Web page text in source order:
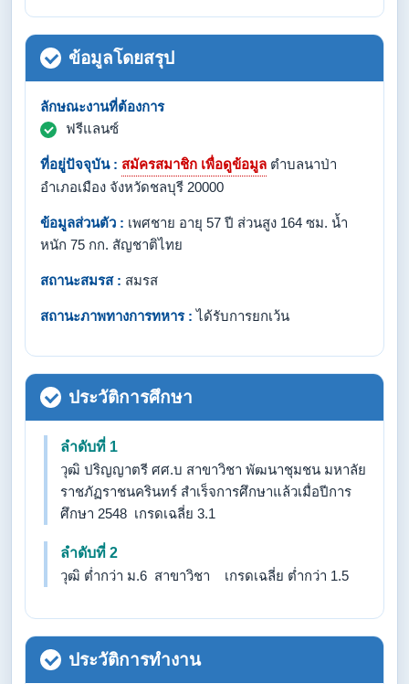
ข้อมูลโดยสรุป
ลักษณะงานที่ต้องการ
ฟรีแลนซ์
ที่อยู่ปัจจุบัน : สมัครสมาชิก เพื่อดูข้อมูล ตำบลนาป่า
อำเภอเมือง จังหวัดชลบุรี 20000
ข้อมูลส่วนตัว : เพศชาย อายุ 57 ปี ส่วนสูง 164 ซม. น้ำ
หนัก 75 กก. สัญชาติไทย
สถานะสมรส : สมรส
สถานะภาพทางการทหาร : ได้รับการยกเว้น
ประวัติการศึกษา
ลำดับที่ 1
วุฒิ ปริญญาตรี ศศ.บ สาขาวิชา พัฒนาชุมชน มหาลัย
ราชภัฏราชนครินทร์ สำเร็จการศึกษาแล้วเมื่อปีการ
ศึกษา 2548 เกรดเฉลี่ย 3.1
ลำดับที่ 2
วุฒิ ต่ำกว่า ม.6 สาขาวิชา เกรดเฉลี่ย ต่ำกว่า 1.5
ประวัติการทำงาน